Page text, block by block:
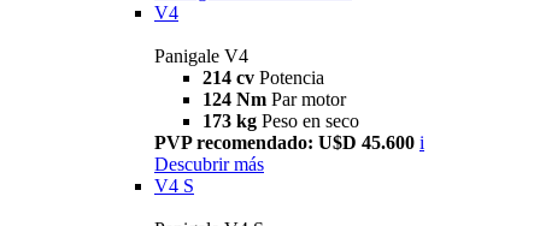
V4
Panigale V4
214 cv Potencia
124 Nm Par motor
173 kg Peso en seco
PVP recomendado: U$D 45.600 i
Descubrir más
V4 S